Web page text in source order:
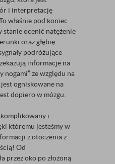
i interpretację
właśnie pod koniec
stanie ocenić natężenie
oraz głębię
podróżujące
informacje na
nogami” ze względu na
ogniskowane na
dopiero w mózgu.
i
któremu jesteśmy w
z otoczenia z
Od
przez oko po złożoną